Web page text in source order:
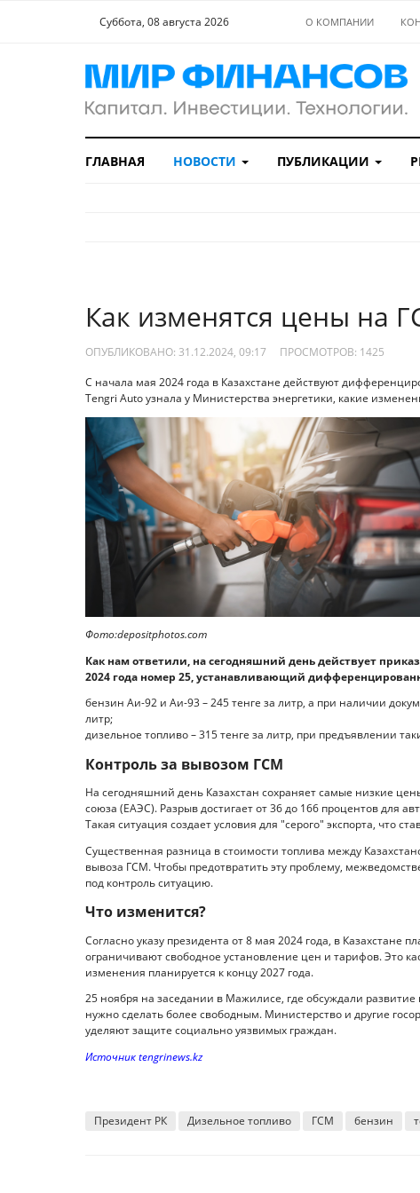
Суббота, 08 августа 2026 О КОМПАНИИ
ГЛАВНАЯ НОВОСТИ ПУБЛИКАЦИИ
Как изменятся цены на
ОПУБЛИКОВАНО: 31.12.2024, 09:17 ПРОСМОТРОВ: 1425
С начала мая 2024 года в Казахстане действуют
Tengri Auto узнала у Министерства энергетики, какие
Фото:depositphotos.com
Как нам ответили, на сегодняшний день действует
2024 года номер 25, устанавливающий
бензин Аи-92 и Аи-93 – 245 тенге за литр, а при наличии
литр;
дизельное топливо – 315 тенге за литр, при предъявлении
Контроль за вывозом ГСМ
На сегодняшний день Казахстан сохраняет самые низкие
союза (ЕАЭС). Разрыв достигает от 36 до 166 процентов для
Такая ситуация создает условия для "серого" экспорта, что
Существенная разница в стоимости топлива между
вывоза ГСМ. Чтобы предотвратить эту проблему,
под контроль ситуацию.
Что изменится?
Согласно указу президента от 8 мая 2024 года, в Казахстане
ограничивают свободное установление цен и тарифов. Это
изменения планируется к концу 2027 года.
25 ноября на заседании в Мажилисе, где обсуждали
нужно сделать более свободным. Министерство и другие
уделяют защите социально уязвимых граждан.
Источник tengrinews.kz
Президент РК Дизельное топливо ГСМ бензин